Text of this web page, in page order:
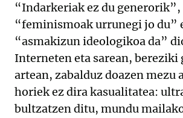
“Indarkeriak ez du generorik”,
“feminismoak urrunegi jo du”
“asmakizun ideologikoa da”
Interneten eta sarean, bereziki
artean, zabalduz doazen mezu
horiek ez dira kasualitatea:
bultzatzen ditu, mundu